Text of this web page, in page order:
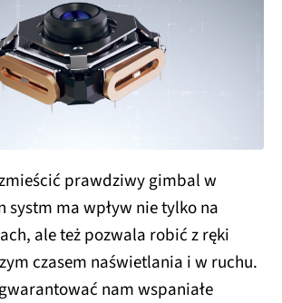
prawdziwy gimbal w
systm ma wpływ nie tylko na
ale też pozwala robić z ręki
czasem naświetlania i w ruchu.
nam wspaniałe